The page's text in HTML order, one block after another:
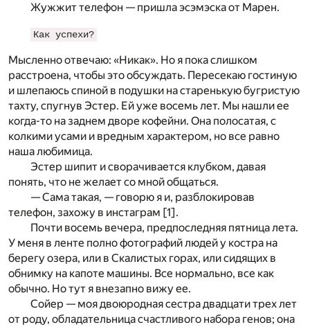
Жужжит телефон — пришла эсэмэска от Марен.
Как успехи?
Мысленно отвечаю: «Никак». Но я пока слишком
расстроена, чтобы это обсуждать. Пересекаю гостиную
и шлепаюсь спиной в подушки на старенькую бугристую
тахту, спугнув Эстер. Ей уже восемь лет. Мы нашли ее
когда-то на заднем дворе кофейни. Она полосатая, с
колкими усами и вредным характером, но все равно
наша любимица.
Эстер шипит и сворачивается клубком, давая
понять, что не желает со мной общаться.
— Сама такая, — говорю я и, разблокировав
телефон, захожу в инстаграм [1] .
Почти восемь вечера, предпоследняя пятница лета.
У меня в ленте полно фотографий людей у костра на
берегу озера, или в Скалистых горах, или сидящих в
обнимку на капоте машины. Все нормально, все как
обычно. Но тут я внезапно вижу ее.
Сойер — моя двоюродная сестра двадцати трех лет
от роду, обладательница счастливого набора генов; она